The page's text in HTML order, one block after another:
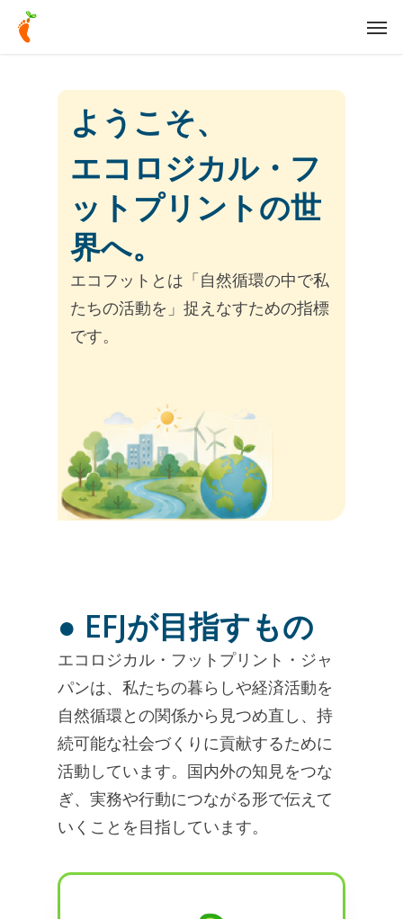
Skip
content
ようこそ、
エコロジカル・フ
ットプリントの世
界へ。
エコフットとは「自然循環の中で私
たちの活動を」捉えなすための指標
です。
● EFJが目指すもの
エコロジカル・フットプリント・ジャ
パンは、私たちの暮らしや経済活動を
自然循環との関係から見つめ直し、持
続可能な社会づくりに貢献するために
活動しています。国内外の知見をつな
ぎ、実務や行動につながる形で伝えて
いくことを目指しています。